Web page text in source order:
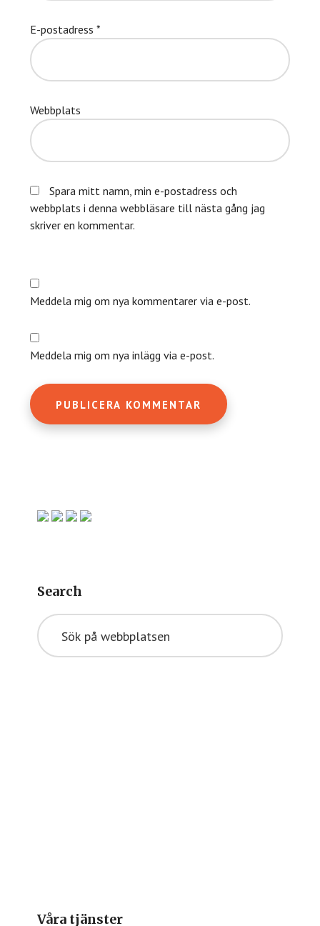
E-postadress*
Webbplats
Spara mitt namn, min e-postadress och
webbplats i denna webbläsare till nästa gång jag
skriver en kommentar.
Meddela mig om nya kommentarer via e-post.
Meddela mig om nya inlägg via e-post.
Primärt
Search
Sök
på
webbplatsen
Våra tjänster